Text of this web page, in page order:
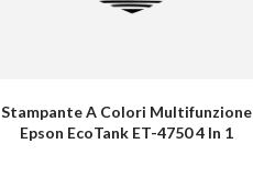
Stampante A Colori Multifunzione
Epson EcoTank ET-4750 4 In 1